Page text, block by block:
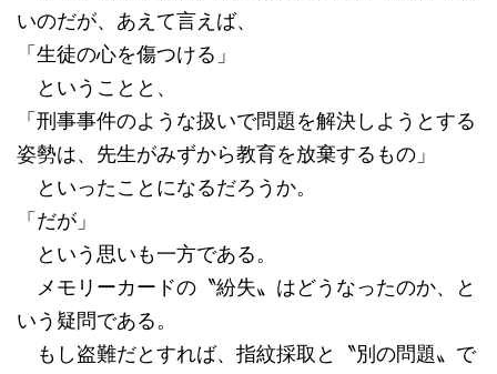
いのだが、あえて言えば、
「生徒の心を傷つける」
ということと、
「刑事事件のような扱いで問題を解決しようとする
姿勢は、先生がみずから教育を放棄するもの」
といったことになるだろうか。
「だが」
という思いも一方である。
メモリーカードの〝紛失〟はどうなったのか、と
いう疑問である。
もし盗難だとすれば、指紋採取と〝別の問題〟で